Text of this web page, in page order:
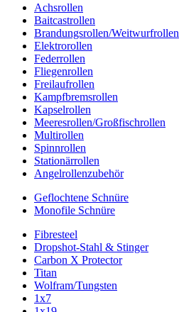
Achsrollen
Baitcastrollen
Brandungsrollen/Weitwurfrollen
Elektrorollen
Federrollen
Fliegenrollen
Freilaufrollen
Kampfbremsrollen
Kapselrollen
Meeresrollen/Großfischrollen
Multirollen
Spinnrollen
Stationärrollen
Angelrollenzubehör
Geflochtene Schnüre
Monofile Schnüre
Fibresteel
Dropshot-Stahl & Stinger
Carbon X Protector
Titan
Wolfram/Tungsten
1x7